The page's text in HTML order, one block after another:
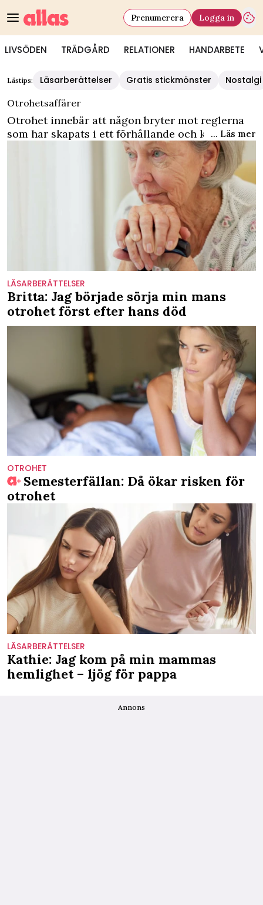
LIVSÖDEN TRÄDGÅRD RELATIONER HANDARBETE
Prenumerera Logga in
Lästips: Läsarberättelser Gratis stickmönster
Nostalgi
Otrohetsaffärer
Otrohet innebär att någon bryter mot reglerna
som har skapats i ett förhållande och kan skada
den tillit man byggt upp i relationen. Vad som är
otrohet kan variera mellan olika personer – den
kan vara både fysisk och emotionell. En bra idé
är att diskutera gränser med sin partner för att
förstå vad otrohet är för just er. Ta del av våra
tips och råd från experter på området.
... Läs mer
LÄSARBERÄTTELSER
Britta: Jag började sörja min mans
otrohet först efter hans död
OTROHET
Semesterfällan: Då ökar risken för
otrohet
LÄSARBERÄTTELSER
Kathie: Jag kom på min mammas
hemlighet – ljög för pappa
Annons